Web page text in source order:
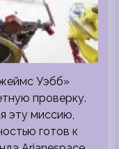
Уэбб»
проверку.
эту миссию,
готов к